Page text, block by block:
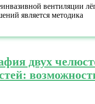
вентиляции
является методика
двух